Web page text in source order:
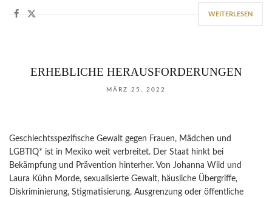
WEITERLESEN
ERHEBLICHE HERAUSFORDERUNGEN
MÄRZ 25, 2022
Geschlechtsspezifische Gewalt gegen Frauen, Mädchen und
LGBTIQ* ist in Mexiko weit verbreitet. Der Staat hinkt bei
Bekämpfung und Prävention hinterher. Von Johanna Wild und
Laura Kühn Morde, sexualisierte Gewalt, häusliche Übergriffe,
Diskriminierung, Stigmatisierung, Ausgrenzung oder öffentliche